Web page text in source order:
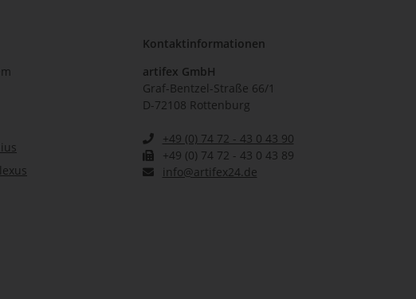
Kontaktinformationen
artifex GmbH
Graf-Bentzel-Straße 66/1
D-72108 Rottenburg
+49 (0) 74 72 - 43 0 43 90
+49 (0) 74 72 - 43 0 43 89
info@artifex24.de